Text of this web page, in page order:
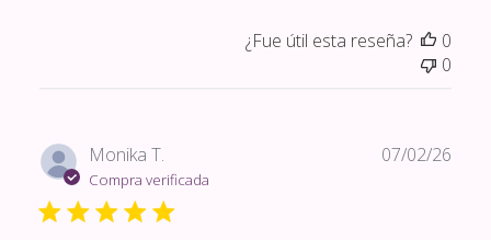
¿Fue útil esta reseña?
0
0
Monika T.
Compra verificada
07/02/26